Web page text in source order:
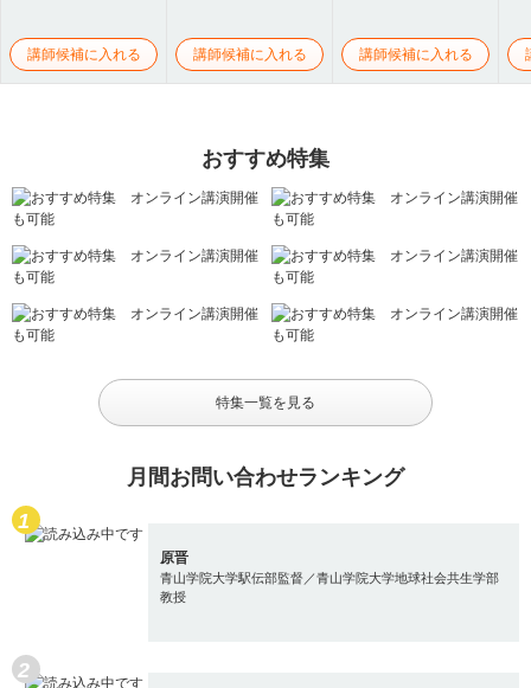
講師候補に入れる 講師候補に入れる 講師候補に入れる
おすすめ特集
特集一覧を見る
月間お問い合わせランキング
原晋
青山学院大学駅伝部監督／青山学院大学地球社会共生学部
教授